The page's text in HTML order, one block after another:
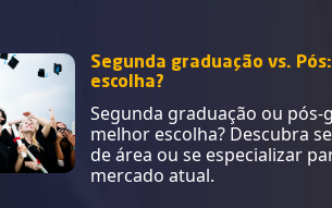
Segunda graduação vs.
escolha?
Segunda graduação ou pós-
melhor escolha? Descubra
de área ou se especializar
mercado atual.